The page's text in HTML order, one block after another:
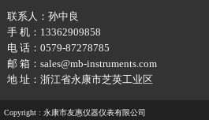
联系人：孙中良
手 机：13362909858
电 话：0579-87278785
邮 箱：sales@mb-instruments.com
地 址：浙江省永康市芝英工业区
Copyright : 永康市友惠仪器仪表有限公司